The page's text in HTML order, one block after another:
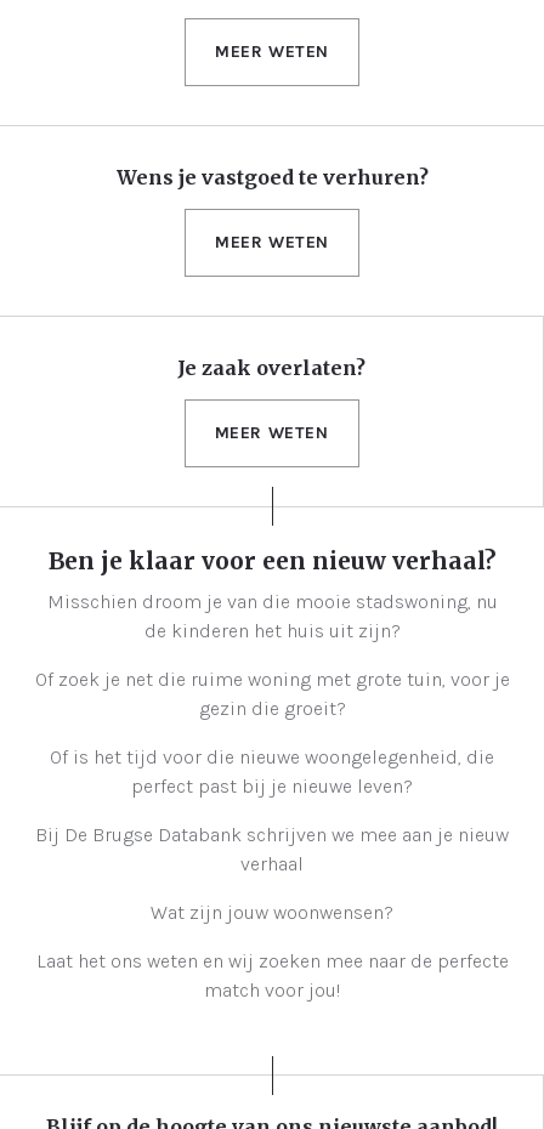
MEER WETEN
Wens je vastgoed te verhuren?
MEER WETEN
Je zaak overlaten?
MEER WETEN
Ben je klaar voor een nieuw verhaal?
Misschien droom je van die mooie stadswoning, nu
de kinderen het huis uit zijn?
Of zoek je net die ruime woning met grote tuin, voor je
gezin die groeit?
Of is het tijd voor die nieuwe woongelegenheid, die
perfect past bij je nieuwe leven?
Bij De Brugse Databank schrijven we mee aan je nieuw
verhaal
Wat zijn jouw woonwensen?
Laat het ons weten en wij zoeken mee naar de perfecte
match voor jou!